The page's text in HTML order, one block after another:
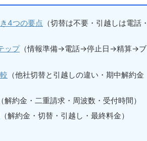
4つの要点 （切替は不要・引越しは電話・
ップ（情報準備→電話→停止日→精算→ブ
（他社切替と引越しの違い・期中解約金
（解約金・二重請求・周波数・受付時間）
（解約金・切替・引越し・最終料金）